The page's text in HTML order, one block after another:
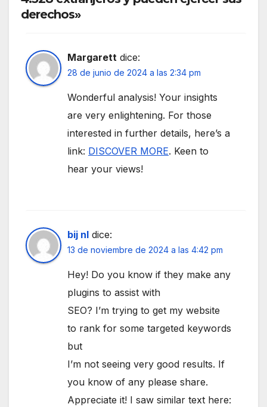
derechos»
Margarett dice:
28 de junio de 2024 a las 2:34 pm
Wonderful analysis! Your insights
are very enlightening. For those
interested in further details, here’s a
link: DISCOVER MORE. Keen to
hear your views!
bij nl dice:
13 de noviembre de 2024 a las 4:42 pm
Hey! Do you know if they make any
plugins to assist with
SEO? I’m trying to get my website
to rank for some targeted keywords
but
I’m not seeing very good results. If
you know of any please share.
Appreciate it! I saw similar text here: